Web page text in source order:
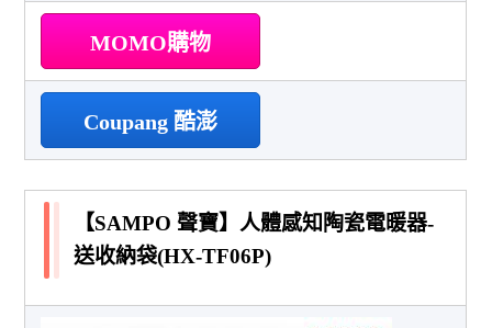
MOMO購物
Coupang 酷澎
【SAMPO 聲寶】人體感知陶瓷電暖器-
送收納袋(HX-TF06P)